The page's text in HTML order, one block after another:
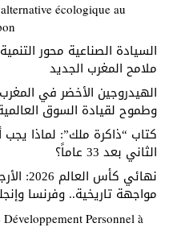
écologique au
السيادة الصناعية محور
ملامح المغرب الجديد
الهيدروجين الأخضر في
وطموح لقيادة السوق
كتاب “ذاكرة ملك”: لماذا
الثاني بعد 33 عاماً؟
نهائي
مواجهة تاريخية.. وفرنسا
Personnel à